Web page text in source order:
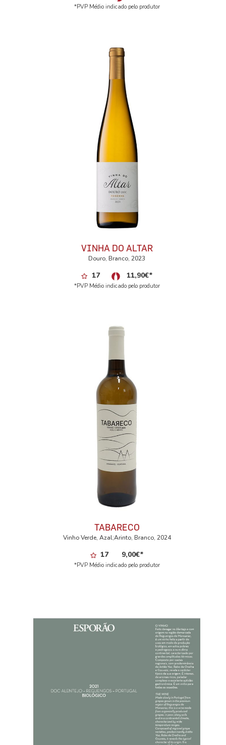
*PVP Médio indicado pelo produtor
VINHA DO ALTAR
Douro, Branco, 2023
17 11,90€*
*PVP Médio indicado pelo produtor
TABARECO
Vinho Verde, Azal;Arinto, Branco, 2024
17 9,00€*
*PVP Médio indicado pelo produtor